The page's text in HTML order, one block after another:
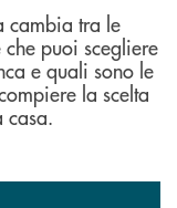
cambia tra le
puoi scegliere
e quali sono le
la scelta
casa.